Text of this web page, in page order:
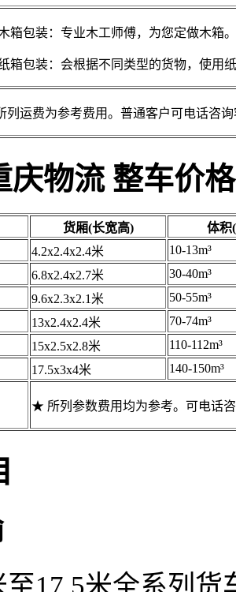
箱包装：专业木工师傅，为您定做木箱
箱包装：会根据不同类型的货物，使用
列运费为参考费用。普通客户可电话咨
庆物流 整车价格
货厢(长宽高)
体积
4.2x2.4x2.4米
10-13m³
6.8x2.4x2.7米
30-40m³
9.6x2.3x2.1米
50-55m³
13x2.4x2.4米
70-74m³
15x2.5x2.8米
110-112m³
17.5x3x4米 140-150m³
★ 所列参数费用均为参考。可电话